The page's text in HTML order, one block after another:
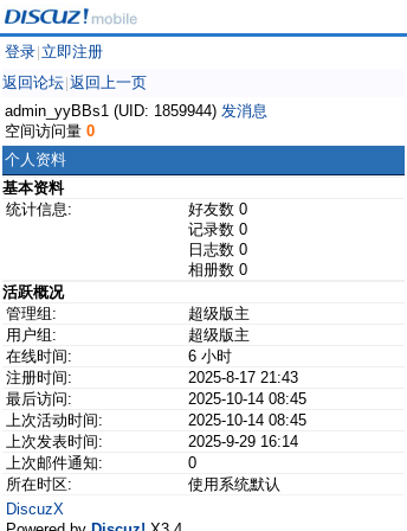
登录 立即注册
返回论坛 返回上一页
admin_yyBBs1 (UID: 1859944) 发消息
空间访问量 0
个人资料
基本资料
统计信息:
好友数 0
记录数 0
日志数 0
相册数 0
活跃概况
管理组:
超级版主
用户组:
超级版主
在线时间:
6 小时
注册时间:
2025-8-17 21:43
最后访问:
2025-10-14 08:45
上次活动时间:
2025-10-14 08:45
上次发表时间:
2025-9-29 16:14
上次邮件通知:
0
所在时区:
使用系统默认
DiscuzX